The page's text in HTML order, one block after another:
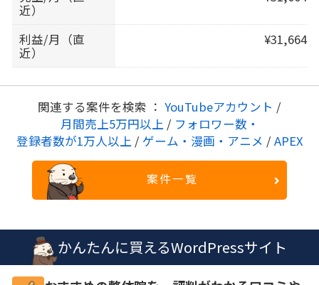
近）
利益/月（直
近）
¥31,664
関連する案件を検索 ： YouTubeアカウント /
月間売上5万円以上 / フォロワー数・
登録者数が1万人以上 / ゲーム・漫画・アニメ / APEX
案件一覧
かんたんに買えるWordPressサイト